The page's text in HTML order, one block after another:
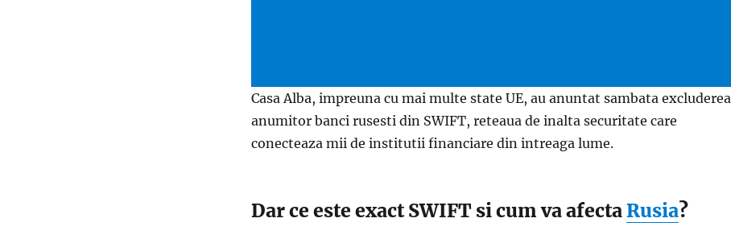
Casa Alba, impreuna cu mai multe state UE, au anuntat sambata excluderea
anumitor banci rusesti din SWIFT, reteaua de inalta securitate care
conecteaza mii de institutii financiare din intreaga lume.
Dar ce este exact SWIFT si cum va afectaRusia?